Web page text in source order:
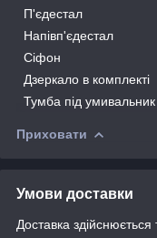
П'єдестал
Напівп'єдестал
Сіфон
Дзеркало в комплекті
Тумба під умивальник
Приховати
Умови доставки
Доставка здійснюється